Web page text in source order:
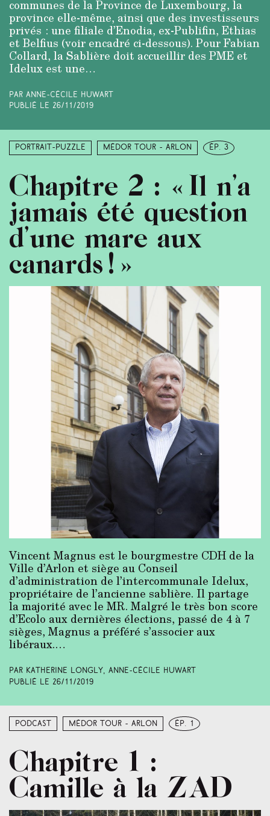
communes de la Province de Luxembourg, la
province elle-même, ainsi que des investisseurs
privés : une filiale d’Enodia, ex-Publifin, Ethias
et Belfius (voir encadré ci-dessous). Pour Fabian
Collard, la Sablière doit accueillir des PME et
Idelux est une…
Par Anne-Cécile Huwart
Publié le 26/11/2019
Portrait-puzzle Médor Tour - Arlon ép. 3
Chapitre 2 : « Il n’a
jamais été question
d’une mare aux
canards ! »
Vincent Magnus est le bourgmestre CDH de la
Ville d’Arlon et siège au Conseil
d’administration de l’intercommunale Idelux,
propriétaire de l’ancienne sablière. Il partage
la majorité avec le MR. Malgré le très bon score
d’Ecolo aux dernières élections, passé de 4 à 7
sièges, Magnus a préféré s’associer aux
libéraux.…
Par Katherine Longly, Anne-Cécile Huwart
Publié le 26/11/2019
Podcast Médor Tour - Arlon ép. 1
Chapitre 1 :
Camille à la ZAD